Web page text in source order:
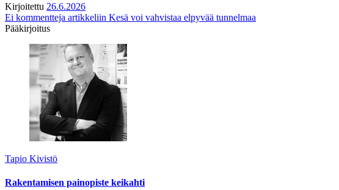
Kirjoitettu 26.6.2026
Ei kommentteja artikkeliin Kesä voi vahvistaa elpyvää tunnelmaa
Pääkirjoitus
Tapio Kivistö
Rakentamisen painopiste keikahti